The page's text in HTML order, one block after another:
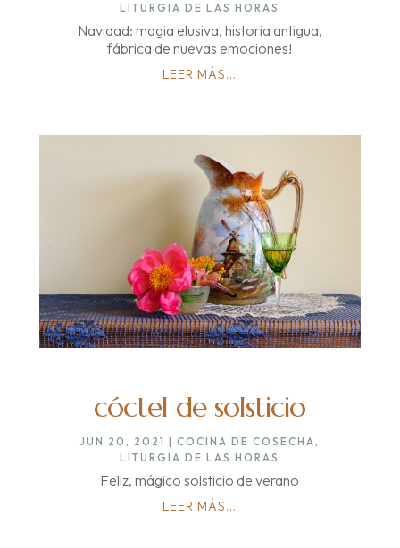
LITURGIA DE LAS HORAS
Navidad: magia elusiva, historia antigua,
fábrica de nuevas emociones!
LEER MÁS...
cóctel de solsticio
JUN 20, 2021 |COCINA DE COSECHA ,
LITURGIA DE LAS HORAS
Feliz, mágico solsticio de verano
LEER MÁS...